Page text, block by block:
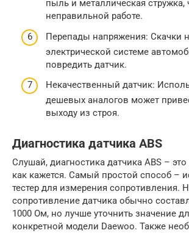
пыль и металлическая стружка,
неправильной работе.
Перепады напряжения: Скачки
электрической системе
повредить датчик.
Некачественный датчик:
дешевых аналогов может
выходу из строя.
Диагностика датчика ABS
Слушай, диагностика датчика ABS –
как кажется. Самый простой способ –
тестер для измерения сопротивления.
сопротивление датчика обычно
1000 Ом, но лучше уточнить значение
конкретной модели Daewoo. Также